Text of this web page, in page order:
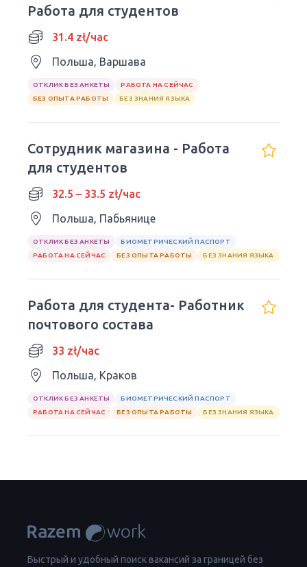
Работа для студентов
31.4 zł/час
Польша, Варшава
ОТКЛИК БЕЗ АНКЕТЫ
РАБОТА НА СЕЙЧАС
БЕЗ ОПЫТА РАБОТЫ
БЕЗ ЗНАНИЯ ЯЗЫКА
Сотрудник магазина - Работа
для студентов
32.5 – 33.5 zł/час
Польша, Пабьянице
ОТКЛИК БЕЗ АНКЕТЫ
БИОМЕТРИЧЕСКИЙ ПАСПОРТ
РАБОТА НА СЕЙЧАС
БЕЗ ОПЫТА РАБОТЫ БЕЗ ЗНАНИЯ ЯЗЫКА
Работа для студента- Работник
почтового состава
33 zł/час
Польша, Краков
ОТКЛИК БЕЗ АНКЕТЫ
БИОМЕТРИЧЕСКИЙ ПАСПОРТ
РАБОТА НА СЕЙЧАС
БЕЗ ОПЫТА РАБОТЫ БЕЗ ЗНАНИЯ ЯЗЫКА
Быстрый и удобный поиск вакансий за границей без